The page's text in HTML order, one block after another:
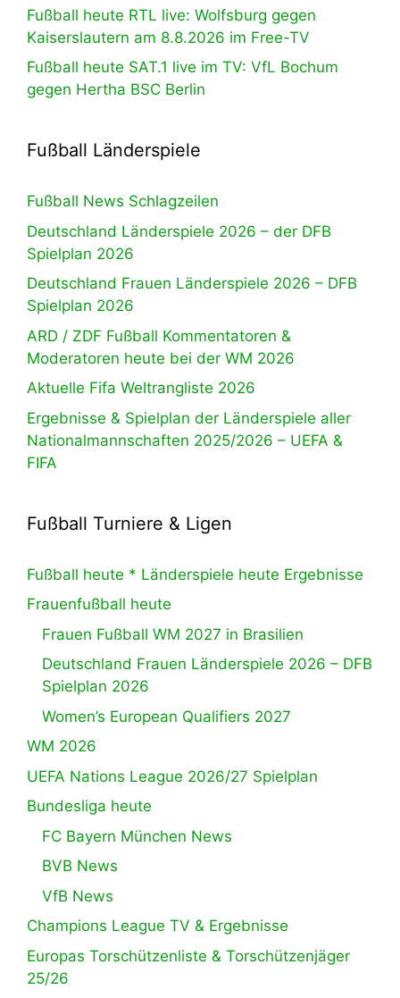
Fußball heute RTL live: Wolfsburg gegen
Kaiserslautern am 8.8.2026 im Free-TV
Fußball heute SAT.1 live im TV: VfL Bochum
gegen Hertha BSC Berlin
Fußball Länderspiele
Fußball News Schlagzeilen
Deutschland Länderspiele 2026 – der DFB
Spielplan 2026
Deutschland Frauen Länderspiele 2026 – DFB
Spielplan 2026
ARD / ZDF Fußball Kommentatoren &
Moderatoren heute bei der WM 2026
Aktuelle Fifa Weltrangliste 2026
Ergebnisse & Spielplan der Länderspiele aller
Nationalmannschaften 2025/2026 – UEFA &
FIFA
Fußball Turniere & Ligen
Fußball heute * Länderspiele heute Ergebnisse
Frauenfußball heute
Frauen Fußball WM 2027 in Brasilien
Deutschland Frauen Länderspiele 2026 – DFB
Spielplan 2026
Women’s European Qualifiers 2027
WM 2026
UEFA Nations League 2026/27 Spielplan
Bundesliga heute
FC Bayern München News
BVB News
VfB News
Champions League TV & Ergebnisse
Europas Torschützenliste & Torschützenjäger
25/26